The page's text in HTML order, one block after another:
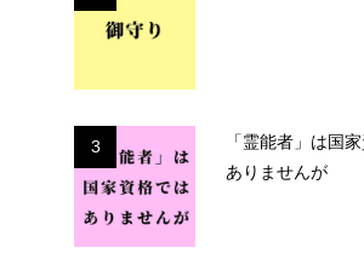
3
「霊能者」は国
ありませんが